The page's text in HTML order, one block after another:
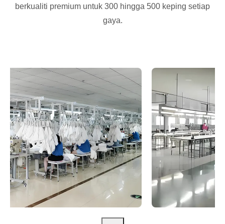
berkualiti premium untuk 300 hingga 500 keping setiap
gaya.